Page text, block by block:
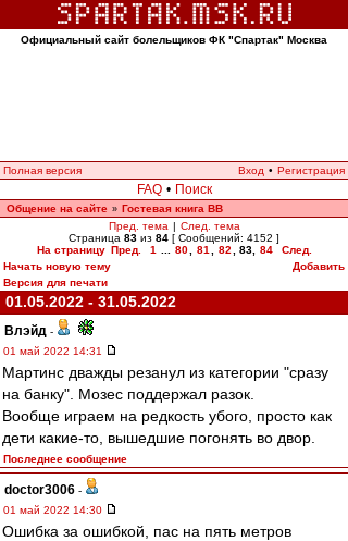
Официальный сайт болельщиков ФК "Спартак" Москва
Полная версия Вход • Регистрация
FAQ • Поиск
Общение на сайте » Гостевая книга ВВ
Пред. тема | След. тема
Страница 83 из 84 [ Сообщений: 4152 ]
На страницу Пред. 1 80 81 82 83, 84
След.
Начать новую тему
Добавить
Версия для печати
01.05.2022 - 31.05.2022
Влэйд -
01 май 2022 14:31
Мартинс дважды резанул из категории "сразу
на банку". Мозес поддержал разок.
Вообще играем на редкость убого, просто как
дети какие-то, вышедшие погонять во двор.
Последнее сообщение
doctor3006 -
01 май 2022 14:30
Ошибка за ошибкой, пас на пять метров